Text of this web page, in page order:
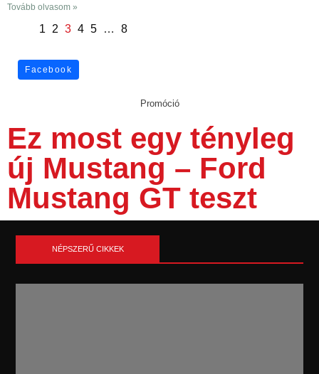
Tovább olvasom »
1 2 3 4 5 … 8
Facebook
Promóció
Ez most egy tényleg
új Mustang – Ford
Mustang GT teszt
NÉPSZERŰ CIKKEK